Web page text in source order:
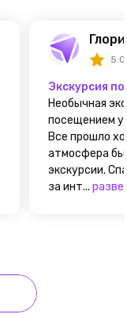
КалязинаЭкскурсия
Необычная
посещением
Все прошло
атмосфера
экскурсии.
за инт...